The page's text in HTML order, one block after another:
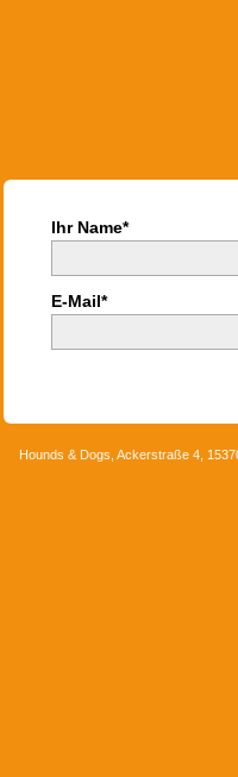
Ihr Name*
E-Mail*
Hounds & Dogs, Ackerstraße 4,